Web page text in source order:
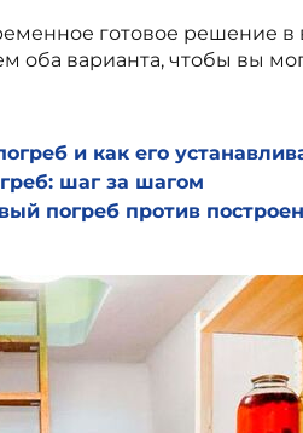
готовое решение в
оба варианта, чтобы вы
и как его
шаг за шагом
погреб против